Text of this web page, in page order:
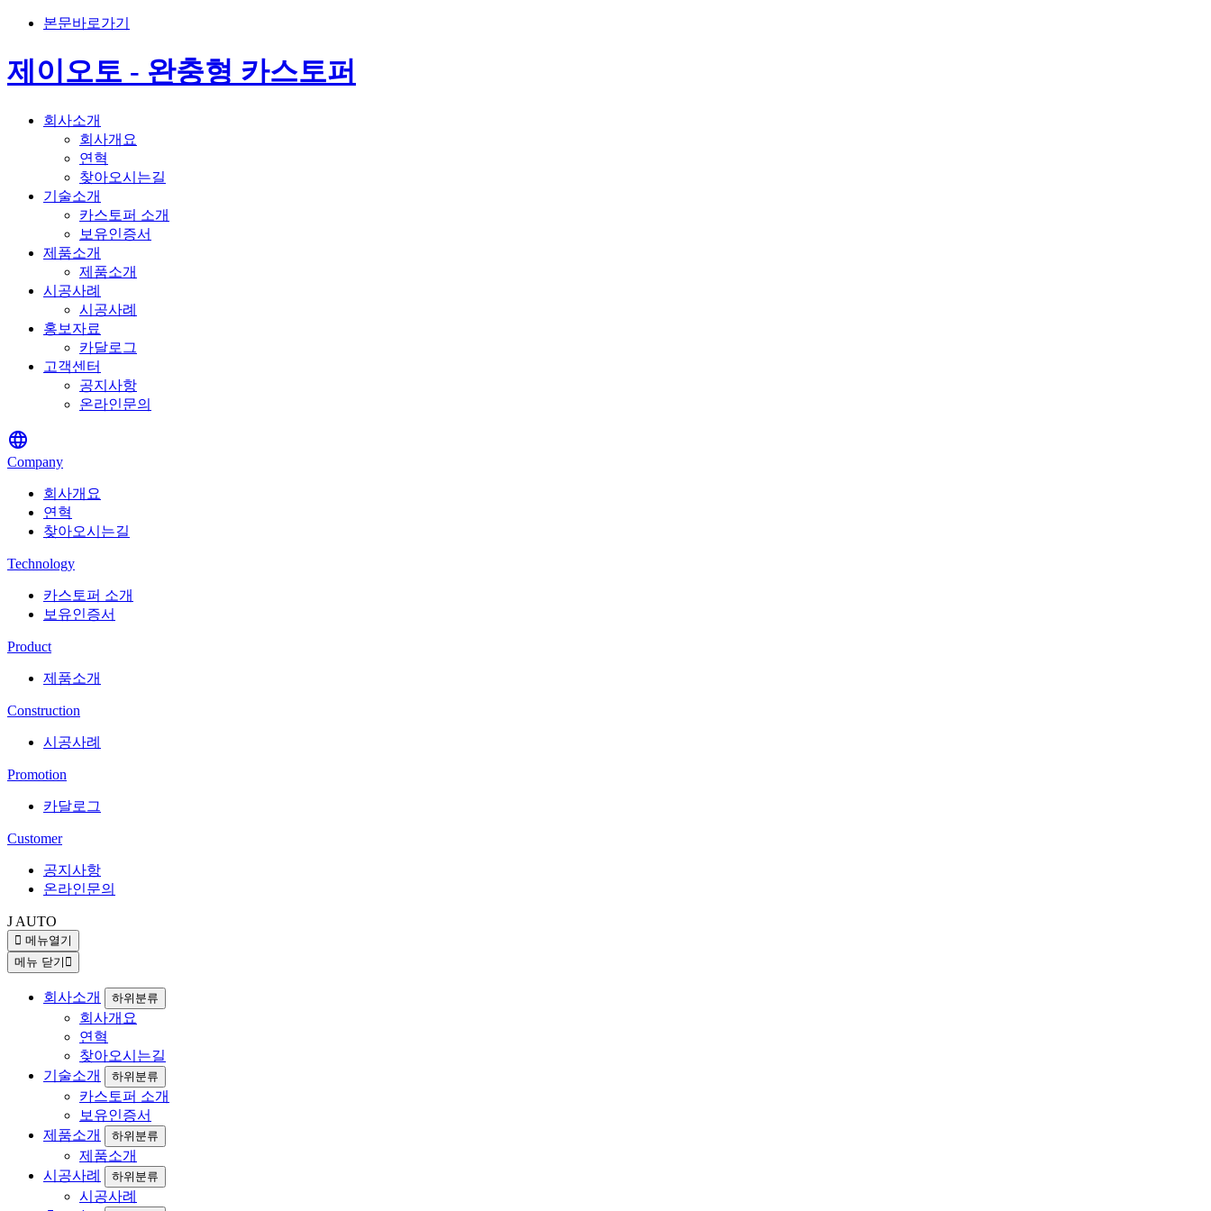
본문바로가기
제이오토 - 완충형 카스토퍼
회사소개
회사개요
연혁
찾아오시는길
기술소개
카스토퍼 소개
보유인증서
제품소개
제품소개
시공사례
시공사례
홍보자료
카달로그
고객센터
공지사항
온라인문의
language
Company
회사개요
연혁
찾아오시는길
Technology
카스토퍼 소개
보유인증서
Product
제품소개
Construction
시공사례
Promotion
카달로그
Customer
공지사항
온라인문의
J AUTO
메뉴열기
메뉴 닫기
회사소개 하위분류
회사개요
연혁
찾아오시는길
기술소개
하위분류
카스토퍼 소개
보유인증서
제품소개
하위분류
제품소개
시공사례
하위분류
시공사례